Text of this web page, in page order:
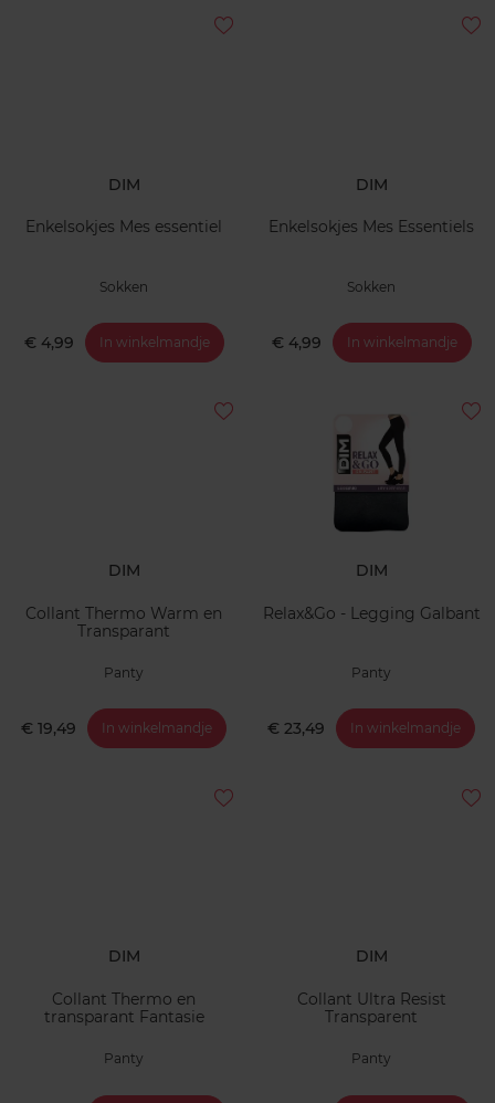
DIM
Enkelsokjes Mes essentiel
Sokken
€ 4,99 In winkelmandje
DIM
Enkelsokjes Mes Essentiels
Sokken
€ 4,99 In winkelmandje
DIM
Collant Thermo Warm en
Transparant
Panty
€ 19,49 In winkelmandje
DIM
Relax&Go - Legging Galbant
Panty
€ 23,49 In winkelmandje
DIM
Collant Thermo en
transparant Fantasie
Panty
DIM
Collant Ultra Resist
Transparent
Panty